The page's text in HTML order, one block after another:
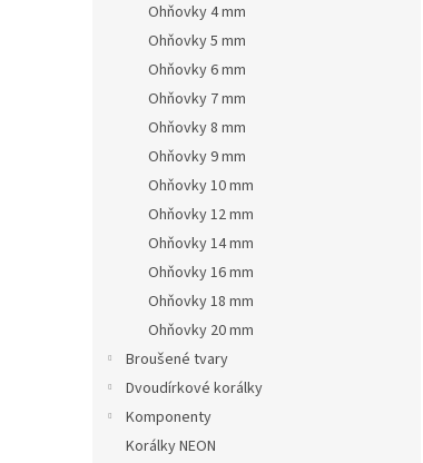
Ohňovky 4 mm
Ohňovky 5 mm
Ohňovky 6 mm
Ohňovky 7 mm
Ohňovky 8 mm
Ohňovky 9 mm
Ohňovky 10 mm
Ohňovky 12 mm
Ohňovky 14 mm
Ohňovky 16 mm
Ohňovky 18 mm
Ohňovky 20 mm
Broušené tvary
Dvoudírkové korálky
Komponenty
Korálky NEON